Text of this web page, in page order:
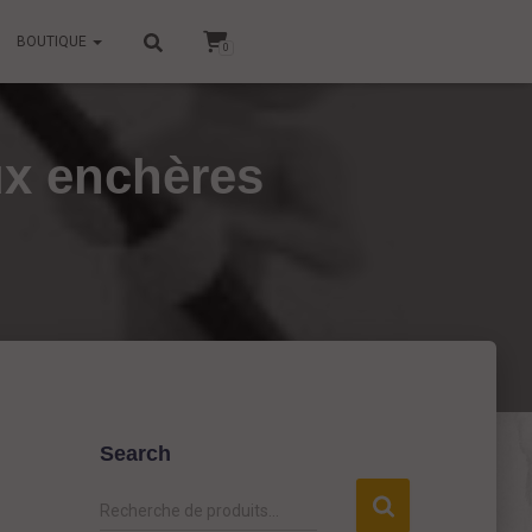
BOUTIQUE 0
enchères
Search
RRecherche de produits…